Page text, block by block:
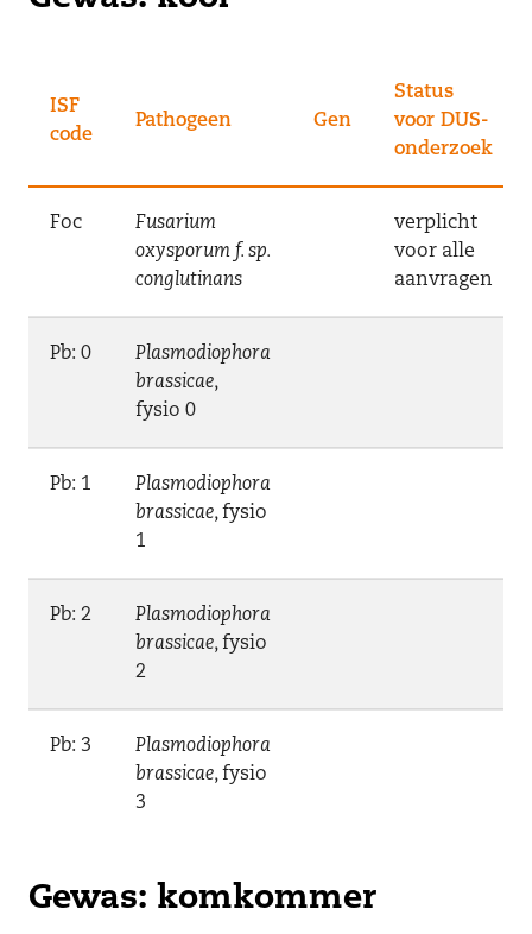
ISF
code
Pathogeen Gen
Status
voor DUS-
onderzoek
Foc
Fusarium
oxysporum f. sp.
conglutinans
verplicht
voor alle
aanvragen
Pb: 0
Plasmodiophora
brassicae,
fysio 0
Pb: 1
Plasmodiophora
brassicae, fysio
1
Pb: 2
Plasmodiophora
brassicae, fysio
2
Pb: 3
Plasmodiophora
brassicae, fysio
3
Gewas: komkommer